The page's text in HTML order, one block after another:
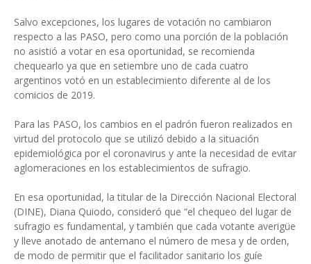
Salvo excepciones, los lugares de votación no cambiaron
respecto a las PASO, pero como una porción de la población
no asistió a votar en esa oportunidad, se recomienda
chequearlo ya que en setiembre uno de cada cuatro
argentinos votó en un establecimiento diferente al de los
comicios de 2019.
Para las PASO, los cambios en el padrón fueron realizados en
virtud del protocolo que se utilizó debido a la situación
epidemiológica por el coronavirus y ante la necesidad de evitar
aglomeraciones en los establecimientos de sufragio.
En esa oportunidad, la titular de la Dirección Nacional Electoral
(DINE), Diana Quiodo, consideró que “el chequeo del lugar de
sufragio es fundamental, y también que cada votante averigüe
y lleve anotado de antemano el número de mesa y de orden,
de modo de permitir que el facilitador sanitario los guíe